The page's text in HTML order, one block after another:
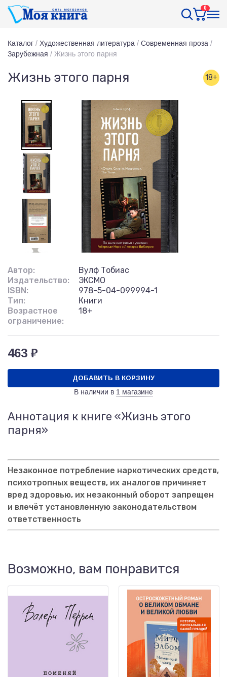
0
Каталог / Художественная литература / Современная проза /
Зарубежная / Жизнь этого парня
Жизнь этого парня 18+
Автор:
Вулф Тобиас
Издательство:
ЭКСМО
ISBN:
978-5-04-099994-1
Тип:
Книги
Возрастное
ограничение:
18+
463 ₽
ДОБАВИТЬ В КОРЗИНУ
В наличии в 1 магазине
Аннотация к книге «Жизнь этого
парня»
Незаконное потребление наркотических средств,
психотропных веществ, их аналогов причиняет
вред здоровью, их незаконный оборот запрещен
и влечёт установленную законодательством
ответственность
Возможно, вам понравится